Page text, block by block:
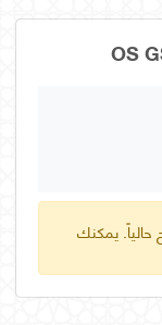
حالياً. يمكنك